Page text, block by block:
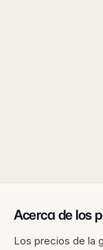
Acerca de los
Los precios de la